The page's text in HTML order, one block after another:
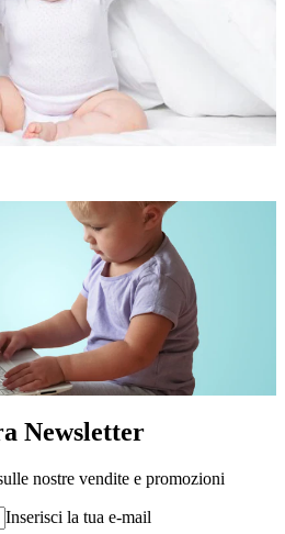
Newsletter
nostre vendite e promozioni
Inserisci la tua e-mail